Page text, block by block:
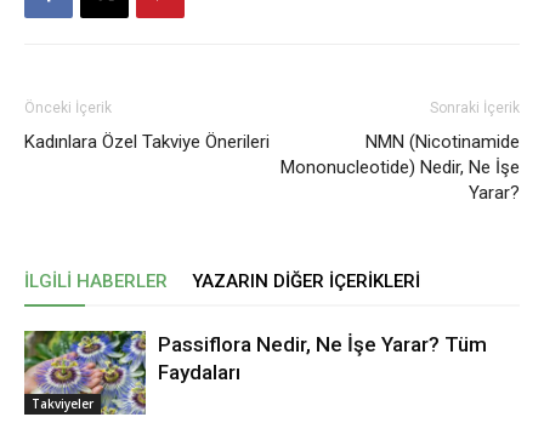
Önceki İçerik
Kadınlara Özel Takviye Önerileri
Sonraki İçerik
NMN (Nicotinamide
Mononucleotide) Nedir, Ne İşe
Yarar?
İLGILI HABERLER YAZARIN DIĞER İÇERIKLERI
Takviyeler
Passiflora Nedir, Ne İşe Yarar? Tüm
Faydaları